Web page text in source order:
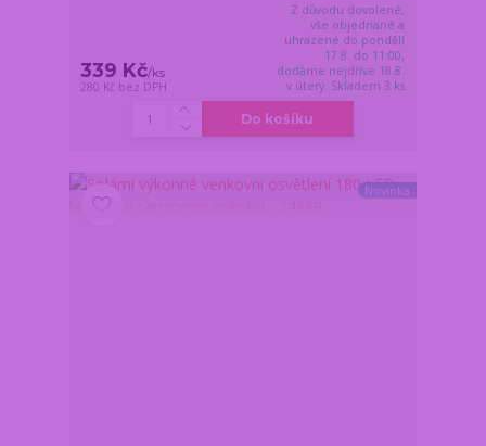
339 Kč/ks
280 Kč bez DPH
Z důvodu dovolené,
vše objednané a
uhrazené do pondělí
17.8. do 11:00,
dodáme nejdříve 18.8.
v úterý. Skladem 3 ks
Do košíku
Novinka